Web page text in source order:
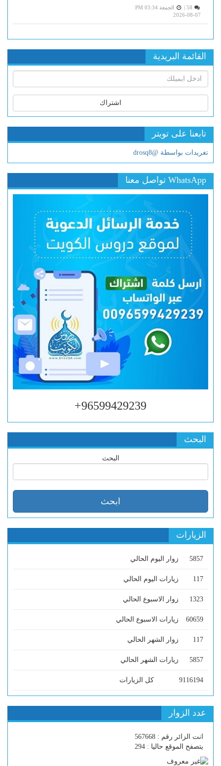
الجمعة PM 03:34
2026-08-07
القائمة البريدية
اشتراك
تابعنا على تويتر
تغريدات بواسطة @drosq8
WhatsApp تواصل معنا
96599429239+
البحث
البحث
الزيارات
5857 زوار اليوم الحالي
117 زيارات اليوم الحالي
1323 زوار الاسبوع الحالي
60659 زيارات الاسبوع الحالي
117 زوار الشهر الحالي
5857 زيارات الشهر الحالي
9116194 كل الزيارات
عدد الزوار
انت الزائر رقم : 567668
يتصفح الموقع حاليا : 294